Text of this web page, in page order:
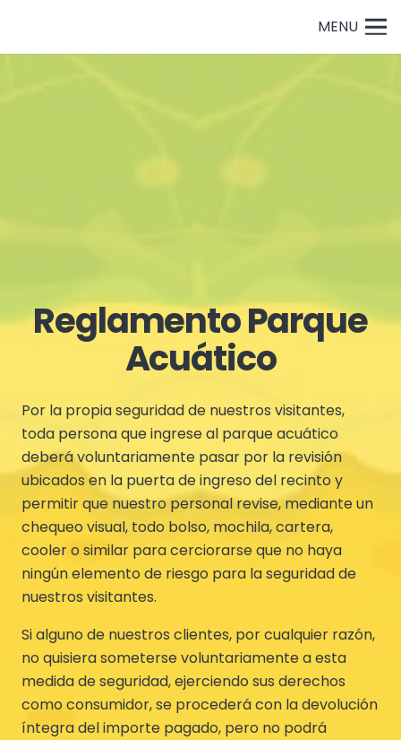
MENU
Reglamento Parque
Acuático
Por la propia seguridad de nuestros visitantes,
toda persona que ingrese al parque acuático
deberá voluntariamente pasar por la revisión
ubicados en la puerta de ingreso del recinto y
permitir que nuestro personal revise, mediante un
chequeo visual, todo bolso, mochila, cartera,
cooler o similar para cerciorarse que no haya
ningún elemento de riesgo para la seguridad de
nuestros visitantes.
Si alguno de nuestros clientes, por cualquier razón,
no quisiera someterse voluntariamente a esta
medida de seguridad, ejerciendo sus derechos
como consumidor, se procederá con la devolución
íntegra del importe pagado, pero no podrá